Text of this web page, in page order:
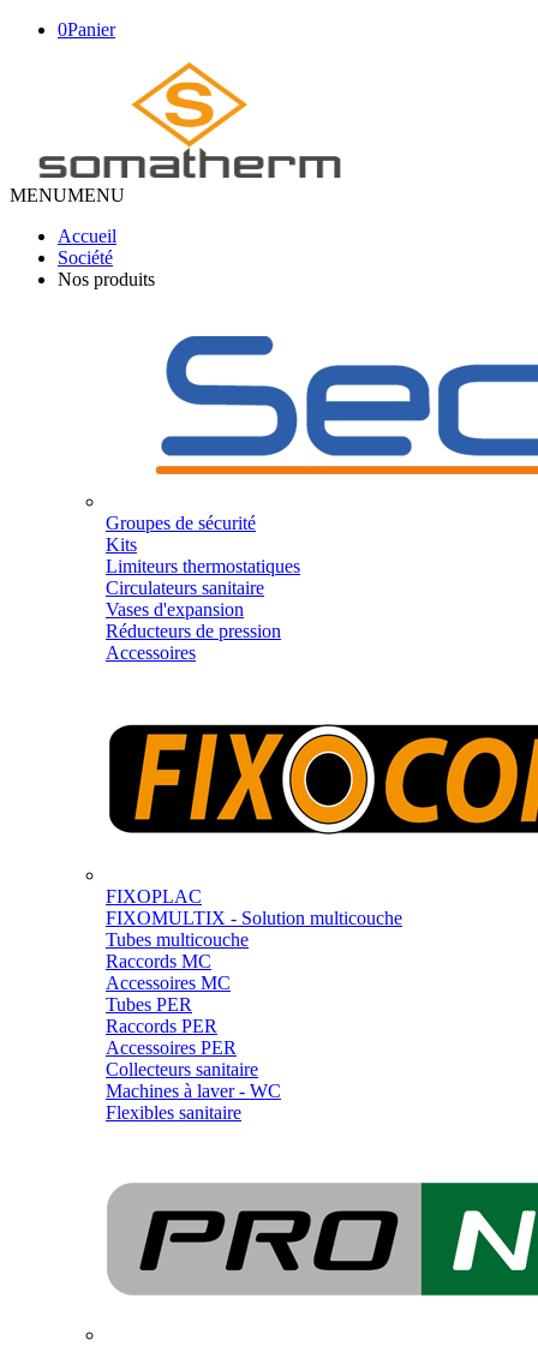
0Panier
MENUMENU
Accueil
Société
Nos produits
Groupes de sécurité
Kits
Limiteurs thermostatiques
Circulateurs sanitaire
Vases d'expansion
Réducteurs de pression
Accessoires
FIXOPLAC
FIXOMULTIX - Solution multicouche
Tubes multicouche
Raccords MC
Accessoires MC
Tubes PER
Raccords PER
Accessoires PER
Collecteurs sanitaire
Machines à laver - WC
Flexibles sanitaire